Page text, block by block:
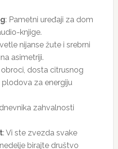
: Pametni uređaji za dom
knjige.
nijanse žute i srebrni
asimetriji.
obroci, dosta citrusnog
za energiju
zahvalnosti
: Vi ste zvezda svake
birajte društvo